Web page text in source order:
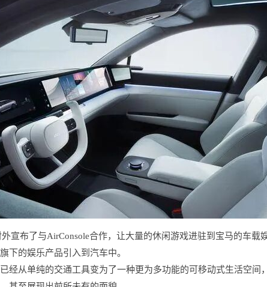
宣布了与AirConsole合作，让大量的休闲游戏进驻到宝马的车载
下的娱乐产品引入到汽车中。
经从单纯的交通工具变为了一种更为多功能的可移动式生活空间